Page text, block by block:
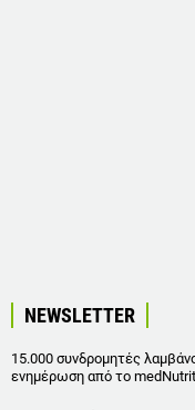
NEWSLETTER
15.000 συνδρομητές
ενημέρωση από το